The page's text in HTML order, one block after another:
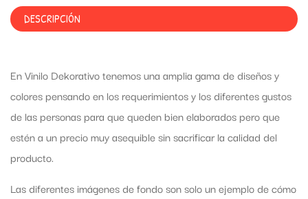
DESCRIPCIÓN
En Vinilo Dekorativo tenemos una amplia gama de diseños y
colores pensando en los requerimientos y los diferentes gustos
de las personas para que queden bien elaborados pero que
estén a un precio muy asequible sin sacrificar la calidad del
producto.
Las diferentes imágenes de fondo son solo un ejemplo de cómo